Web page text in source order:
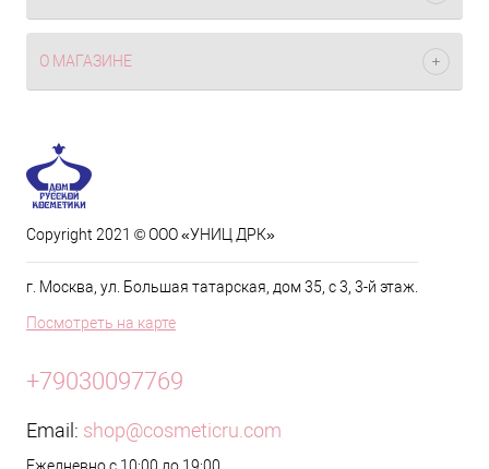
О МАГАЗИНЕ
Copyright 2021 © ООО «УНИЦ ДРК»
г. Москва, ул. Большая татарская, дом 35, с 3, 3-й этаж.
Посмотреть на карте
+79030097769
Email: shop@cosmeticru.com